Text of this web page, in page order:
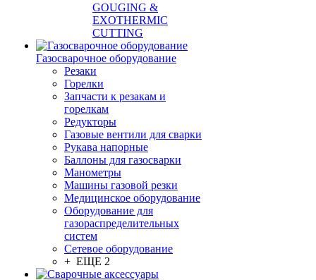
GOUGING &
EXOTHERMIC
CUTTING
Газосварочное оборудование
Резаки
Горелки
Запчасти к резакам и
горелкам
Редукторы
Газовые вентили для сварки
Рукава напорные
Баллоны для газосварки
Манометры
Машины газовой резки
Медицинское оборудование
Оборудование для
газораспределительных
систем
Сетевое оборудование
+ ЕЩЕ 2